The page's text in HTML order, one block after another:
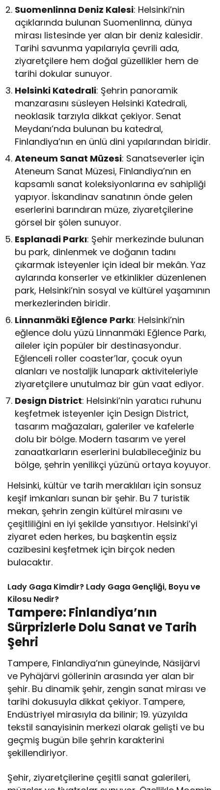
Suomenlinna Deniz Kalesi: Helsinki’nin
açıklarında bulunan Suomenlinna, dünya
mirası listesinde yer alan bir deniz kalesidir.
Tarihi savunma yapılarıyla çevrili ada,
ziyaretçilere hem doğal güzellikler hem de
tarihi dokular sunuyor.
Helsinki Katedrali: Şehrin panoramik
manzarasını süsleyen Helsinki Katedrali,
neoklasik tarzıyla dikkat çekiyor. Senat
Meydanı’nda bulunan bu katedral,
Finlandiya’nın en ünlü dini yapılarından biridir.
Ateneum Sanat Müzesi: Sanatseverler için
Ateneum Sanat Müzesi, Finlandiya’nın en
kapsamlı sanat koleksiyonlarına ev sahipliği
yapıyor. İskandinav sanatının önde gelen
eserlerini barındıran müze, ziyaretçilerine
görsel bir şölen sunuyor.
Esplanadi Parkı: Şehir merkezinde bulunan
bu park, dinlenmek ve doğanın tadını
çıkarmak isteyenler için ideal bir mekân. Yaz
aylarında konserler ve etkinlikler düzenlenen
park, Helsinki’nin sosyal ve kültürel yaşamının
merkezlerinden biridir.
Linnanmäki Eğlence Parkı: Helsinki’nin
eğlence dolu yüzü Linnanmäki Eğlence Parkı,
aileler için popüler bir destinasyondur.
Eğlenceli roller coaster’lar, çocuk oyun
alanları ve nostaljik lunapark aktiviteleriyle
ziyaretçilere unutulmaz bir gün vaat ediyor.
Design District: Helsinki’nin yaratıcı ruhunu
keşfetmek isteyenler için Design District,
tasarım mağazaları, galeriler ve kafelerle
dolu bir bölge. Modern tasarım ve yerel
zanaatkarların eserlerini bulabileceğiniz bu
bölge, şehrin yenilikçi yüzünü ortaya koyuyor.
Helsinki, kültür ve tarih meraklıları için sonsuz
keşif imkanları sunan bir şehir. Bu 7 turistik
mekan, şehrin zengin kültürel mirasını ve
çeşitliliğini en iyi şekilde yansıtıyor. Helsinki’yi
ziyaret eden herkes, bu başkentin eşsiz
cazibesini keşfetmek için birçok neden
bulacaktır.
Lady Gaga Kimdir? Lady Gaga Gençliği, Boyu ve
Kilosu Nedir?
Tampere: Finlandiya’nın
Sürprizlerle Dolu Sanat ve Tarih
Şehri
Tampere, Finlandiya’nın güneyinde, Näsijärvi
ve Pyhäjärvi göllerinin arasında yer alan bir
şehir. Bu dinamik şehir, zengin sanat mirası ve
tarihi dokusuyla dikkat çekiyor. Tampere,
Endüstriyel mirasıyla da bilinir; 19. yüzyılda
tekstil sanayisinin merkezi olarak gelişti ve bu
geçmiş bugün bile şehrin karakterini
şekillendiriyor.
Şehir, ziyaretçilerine çeşitli sanat galerileri,